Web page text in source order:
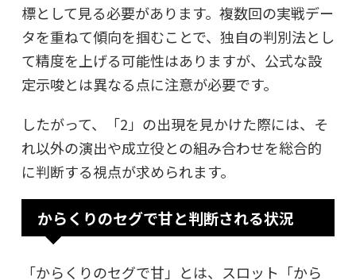
標として見る必要があります。複数回の実戦デー
タを重ねて傾向を掴むことで、独自の判別法とし
て精度を上げる可能性はありますが、公式な設
定示唆とは異なる点に注意が必要です。
したがって、「2」の出現を見かけた際には、そ
れ以外の演出や成立役との組み合わせを総合的
に判断する視点が求められます。
からくりのセグで甘と判断される状況
「からくりのセグで甘」とは、スロット「から